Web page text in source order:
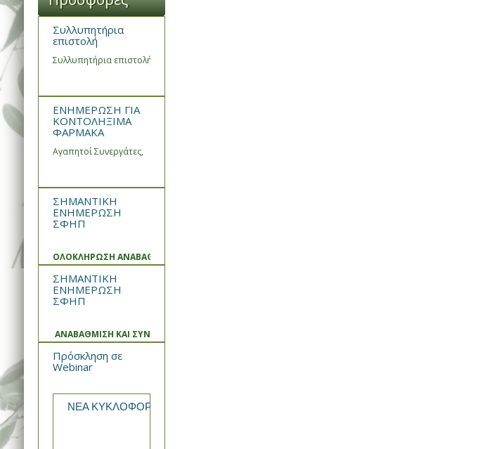
Συλλυπητήρια
επιστολή
Συλλυπητήρια επιστολή του Συνεταιρισμού Φαρμακοποιών Ημαθίας και Πέλλας
ΕΝΗΜΕΡΩΣΗ ΓΙΑ
ΚΟΝΤΟΛΗΞΙΜΑ
ΦΑΡΜΑΚΑ
Αγαπητοί Συνεργάτες,
ΣΗΜΑΝΤΙΚΗ
ΕΝΗΜΕΡΩΣΗ
ΣΦΗΠ
ΟΛΟΚΛΗΡΩΣΗ ΑΝΑΒΑΘΜΙΣΗΣ ΚΑΙ ΣΥΝΤΗΡΗΣΗΣ ΣΥΣΤΗΜΑΤΟΣ
ΣΗΜΑΝΤΙΚΗ
ΕΝΗΜΕΡΩΣΗ
ΣΦΗΠ
ΑΝΑΒΑΘΜΙΣΗ ΚΑΙ ΣΥΝΤΗΡΗΣΗ ΣΥΣΤΗΜΑΤΟΣ
Πρόσκληση σε
Webinar
ΝΕΑ ΚΥΚΛΟΦΟΡΙΑ από την WIN MEDICA Rekomb®